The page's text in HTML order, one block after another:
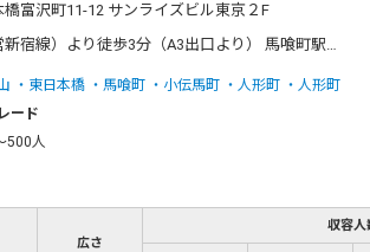
富沢町11-12 サンライズビル東京２F
東日本橋駅（都営浅草線） 地下道通って馬喰横山駅より徒歩3分（A3出口より） 人形町駅（東京メトロ日比谷線・都営浅草線）より徒歩5分（A4出口より） 小伝馬町駅（東京メトロ日比谷線）より徒歩4分（1出口より）
東日本橋 馬喰町 小伝馬町 人形町
人形町
ード
500人
広さ
収容人